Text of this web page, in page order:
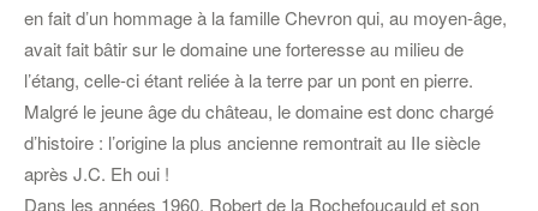
en fait d’un hommage à la famille Chevron qui, au moyen-âge,
avait fait bâtir sur le domaine une forteresse au milieu de
l’étang, celle-ci étant reliée à la terre par un pont en pierre.
Malgré le jeune âge du château, le domaine est donc chargé
d’histoire : l’origine la plus ancienne remontrait au IIe siècle
après J.C. Eh oui !
Dans les années 1960, Robert de la Rochefoucauld et son